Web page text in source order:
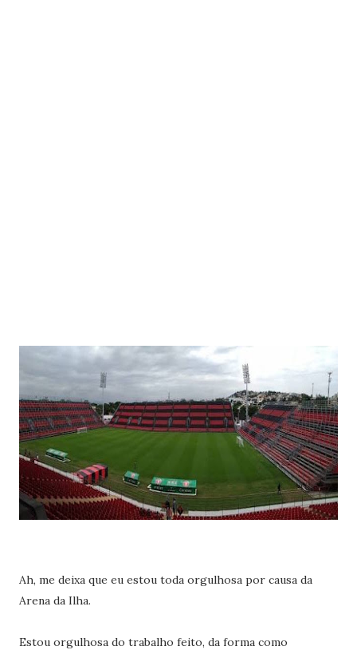
Ah, me deixa que eu estou toda orgulhosa por causa da
Arena da Ilha.
Estou orgulhosa do trabalho feito, da forma como